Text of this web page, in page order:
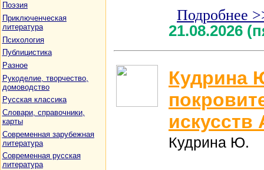
Поэзия
Приключенческая
литература
Психология
Публицистика
Разное
Рукоделие, творчество,
домоводство
Русская классика
Словари, справочники,
карты
Современная зарубежная
литература
Современная русская
литература
Подробнее
21.08.2026
Кудрина
искусств
Кудрина Ю.